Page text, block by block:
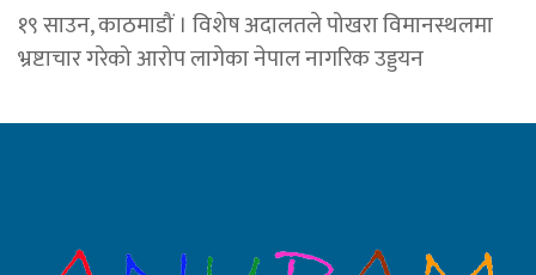
१९ साउन, काठमाडौं । विशेष अदालतले पोखरा विमानस्थलमा
भ्रष्टाचार गरेको आरोप लागेका नेपाल नागरिक उड्डयन